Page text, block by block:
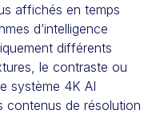
affichés en temps
d’intelligence
différents
le contraste ou
système 4K AI
contenus de résolution